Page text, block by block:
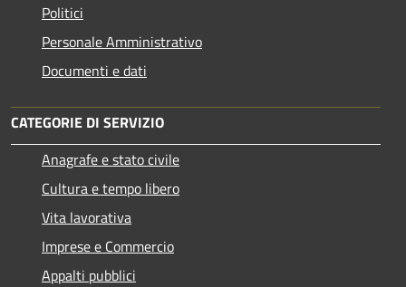
Politici
Personale Amministrativo
Documenti e dati
CATEGORIE DI SERVIZIO
Anagrafe e stato civile
Cultura e tempo libero
Vita lavorativa
Imprese e Commercio
Appalti pubblici